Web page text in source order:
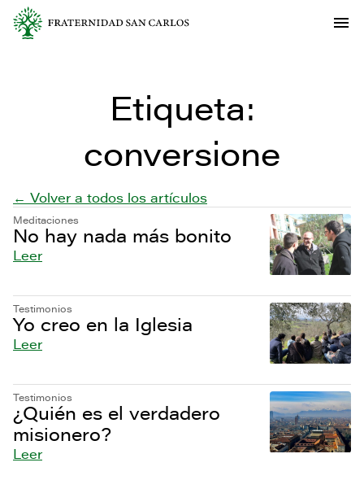
Etiqueta:
conversione
← Volver a todos los artículos
Meditaciones
No hay nada más bonito
Leer
Testimonios
Yo creo en la Iglesia
Leer
Testimonios
¿Quién es el verdadero
misionero?
Leer